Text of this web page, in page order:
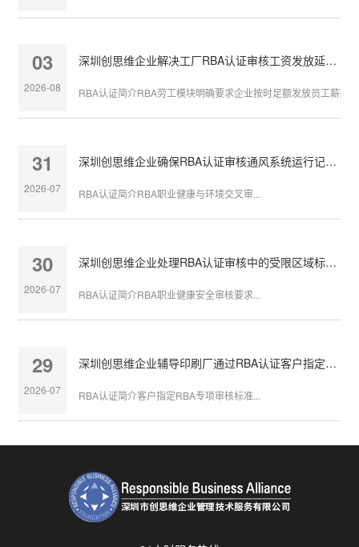
03
2026-08
深圳创思维企业解决工厂RBA认证审核工资发放延迟问题
RBA认证简介RBA劳工模块明确要求企业按时足额发放员工薪酬
31
2026-07
深圳创思维企业确保RBA认证审核通风系统运行记录完整
RBA认证简介RBA职业健康与环境交叉审...
30
2026-07
深圳创思维企业处理RBA认证审核中的受限区域标识不清
RBA认证简介RBA职业健康安全审核要求...
29
2026-07
深圳创思维企业辅导印刷厂通过RBA认证客户指定审核
RBA认证简介客户指定RBA专项审核标准...